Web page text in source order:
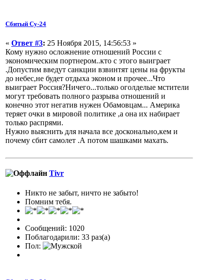
Сбитый Су-24
« Ответ #3: 25 Ноября 2015, 14:56:53 »
Кому нужно осложнение отношений России с
экономическим портнером..кто с этого выиграет
.Допустим введут санкции взвинтят цены на фрукты
до небес,не будет отдыха эконом и прочее...Что
выиграет Россия?Ничего...только оголделые мстители
могут требовать полного разрыва отношений и
конечно этот негатив нужен Обамовцам... Америка
теряет очки в мировой политике ,а она их набирает
только распрями.
Нужно выяснить для начала все досконально,кем и
почему сбит самолет .А потом шашками махать.
Tivr
Никто не забыт, ничто не забыто!
Помним тебя.
Сообщений: 1020
Поблагодарили: 33 раз(а)
Пол: